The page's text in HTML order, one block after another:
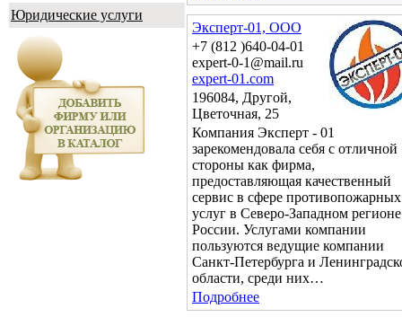
Юридические услуги
Эксперт-01, ООО
+7 (812 )640-04-01
expert-0-1@mail.ru
expert-01.com
196084, Другой,
Цветочная, 25
Компания Эксперт - 01
зарекомендовала себя с отличной
стороны как фирма,
предоставляющая качественный
сервис в сфере противопожарных
услуг в Северо-Западном регионе
России. Услугами компании
пользуются ведущие компании
Санкт-Петербурга и
области, среди них…
Подробнее